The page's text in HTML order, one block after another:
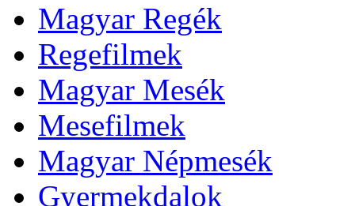
Magyar Regék
Regefilmek
Magyar Mesék
Mesefilmek
Magyar Népmesék
Gyermekdalok